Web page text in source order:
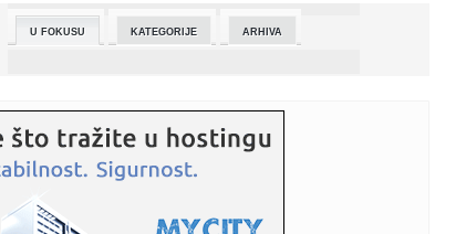
23:22:
Atomski fudbal u Ligi šampiona: Bajern ostavio Real bez
23:22:Važno upozorenje o tuširanju za starije od 50
23:22:Rat skupo košta: SAD izgubio bogatstvo u dronovima
U FOKUSU KATEGORIJE ARHIVA